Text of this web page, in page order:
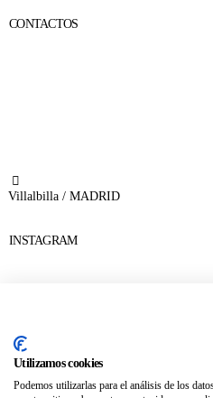
CONTACTOS
Villalbilla / MADRID
INSTAGRAM
ENLACES
Contacta
Utilizamos cookies
Podemos utilizarlas para el análisis de los